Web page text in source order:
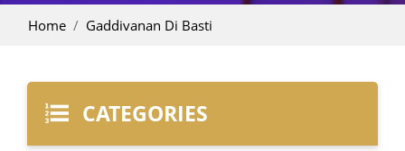
Home Gaddivanan Di Basti
CATEGORIES